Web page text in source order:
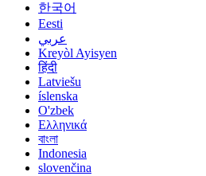
한국어
Eesti
عربي
Kreyòl Ayisyen
हिंदी
Latviešu
íslenska
O'zbek
Ελληνικά
বাংলা
Indonesia
slovenčina